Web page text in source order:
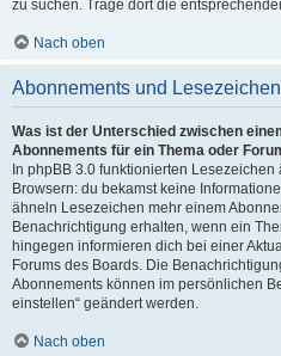
zu suchen. Trage dort die
Nach oben
Abonnements und Lesezeichen
Was ist der Unterschied zwischen
Abonnements für ein Thema oder
In phpBB 3.0 funktionierten
Browsern: du bekamst keine
ähneln Lesezeichen mehr einem
Benachrichtigung erhalten, wenn ein
hingegen informieren dich bei einer
Forums des Boards. Die
Abonnements können im persönlichen
einstellen“ geändert werden.
Nach oben